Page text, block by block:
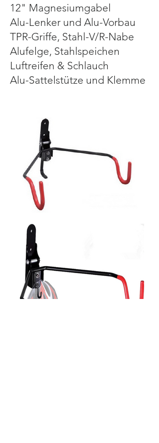
12" Magnesiumgabel
Alu-Lenker und Alu-Vorbau
TPR-Griffe, Stahl-V/R-Nabe
Alufelge, Stahlspeichen
Luftreifen & Schlauch
Alu-Sattelstütze und Klemme